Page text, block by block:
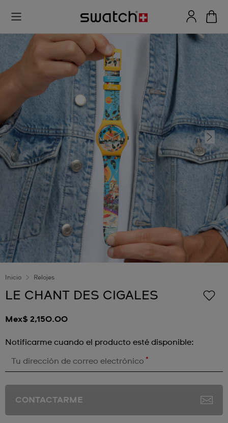
Inicio Relojes
LE CHANT DES CIGALES
Mex$ 2,150.00
Notificarme cuando el producto esté disponible:
Tu dirección de correo electrónico *
CONTACTARME